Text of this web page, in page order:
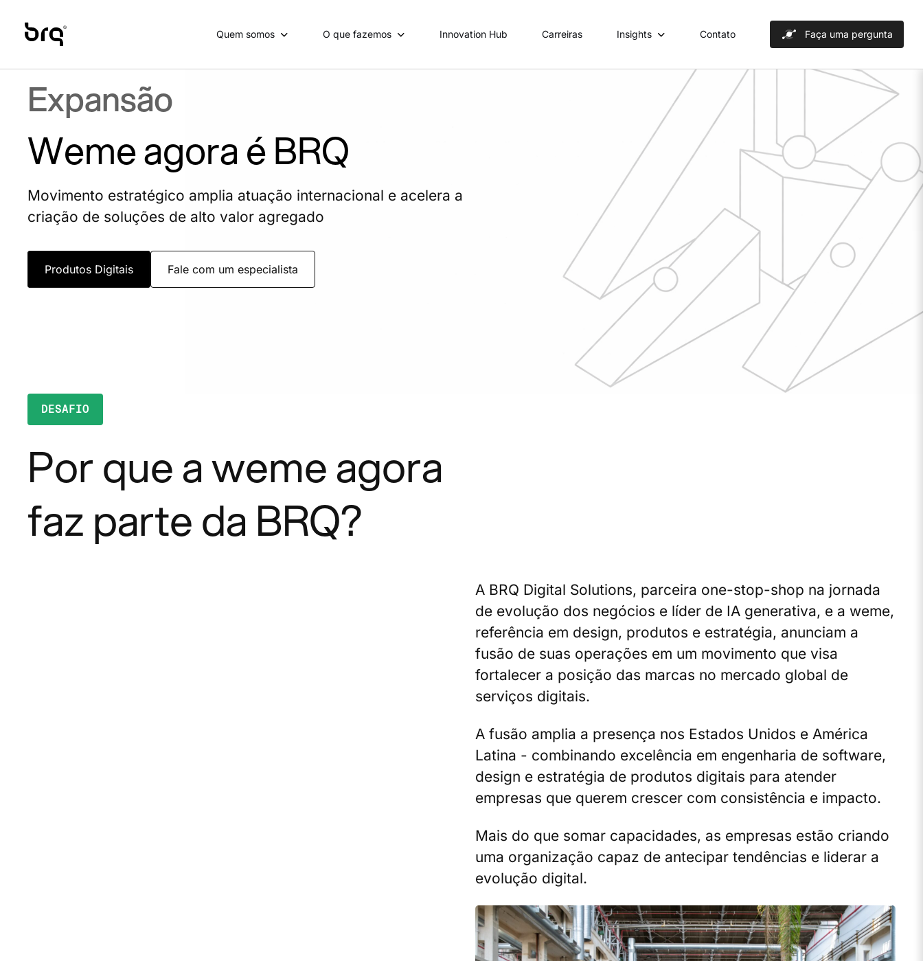
Quem somos O que fazemos Innovation Hub Carreiras Insights Contato Faça uma pergunta
Expansão
Weme agora é BRQ
Movimento estratégico amplia atuação internacional e acelera a
criação de soluções de alto valor agregado
Produtos Digitais Fale com um especialista
DESAFIO
Por que a weme agora
faz parte da BRQ?
A BRQ Digital Solutions, parceira one-stop-shop na jornada
de evolução dos negócios e líder de IA generativa, e a weme,
referência em design, produtos e estratégia, anunciam a
fusão de suas operações em um movimento que visa
fortalecer a posição das marcas no mercado global de
serviços digitais.
A fusão amplia a presença nos Estados Unidos e América
Latina - combinando excelência em engenharia de software,
design e estratégia de produtos digitais para atender
empresas que querem crescer com consistência e impacto.
Mais do que somar capacidades, as empresas estão criando
uma organização capaz de antecipar tendências e liderar a
evolução digital.